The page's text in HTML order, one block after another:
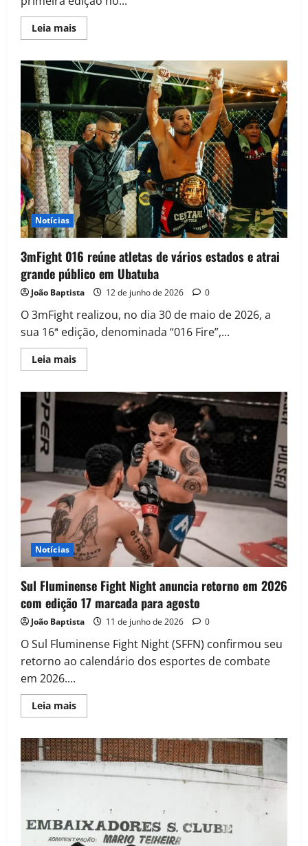
Leia mais
Notícias
3mFight 016 reúne atletas de vários estados e atrai
grande público em Ubatuba
João Baptista 12 de junho de 2026 0
O 3mFight realizou, no dia 30 de maio de 2026, a
sua 16ª edição, denominada “016 Fire”,...
Leia mais
Notícias
Sul Fluminense Fight Night anuncia retorno em 2026
com edição 17 marcada para agosto
João Baptista 11 de junho de 2026 0
O Sul Fluminense Fight Night (SFFN) confirmou seu
retorno ao calendário dos esportes de combate
em 2026....
Leia mais